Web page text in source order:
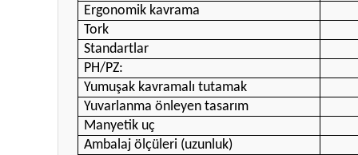
Ergonomik kavrama
Tork
Standartlar
PH/PZ:
Yumuşak kavramalı tutamak
Yuvarlanma önleyen tasarım
Manyetik uç
Ambalaj ölçüleri (uzunluk)